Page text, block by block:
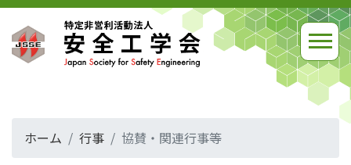
ホーム 行事 協賛・関連行事等